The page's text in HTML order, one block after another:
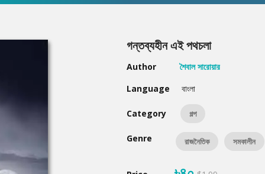
Humayun Ahmed
Mouri Morium
Hot & New
গন্তব্যহীন এই পথচলা
Author
শৈবাল সারোয়ার
Language
বাংলা
Category গল্প
Genre রাজনৈতিক সমকালীন